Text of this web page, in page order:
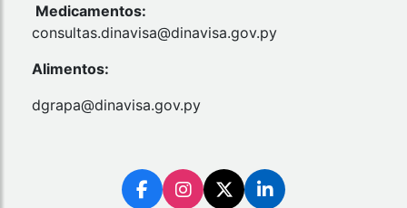
Medicamentos:
consultas.dinavisa@dinavisa.gov.py
Alimentos:
dgrapa@dinavisa.gov.py